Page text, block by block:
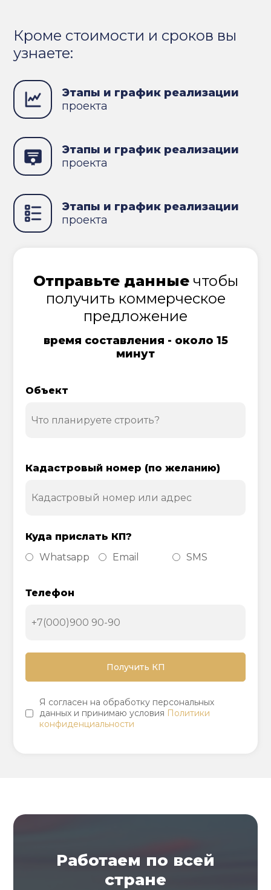
Кроме стоимости и сроков вы
узнаете:
Этапы и график реализации
проекта
Этапы и график реализации
проекта
Этапы и график реализации
проекта
Отправьте данныечтобы
получить коммерческое
предложение
время составления - около 15
минут
Объект
Кадастровый номер (по желанию)
Куда прислать КП?
Whatsapp
Email SMS
Телефон
Я согласен на обработку персональных
данных и принимаю условия Политики
конфиденциальности
Работаем по всей
стране